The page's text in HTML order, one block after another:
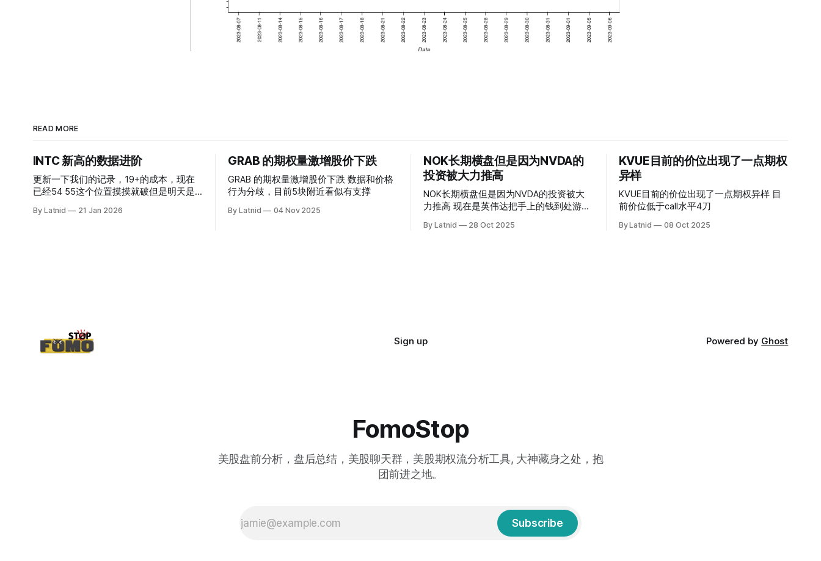
READ MORE
INTC 新高的数据进阶
更新一下我们的记录，19+的成本，现在
已经54 55这个位置摸摸就破但是明天是
而应该谨慎，数据很明显偏向多头，47的
By Latnid 21 Jan 2026
GRAB 的期权量激增股价下跌
GRAB 的期权量激增股价下跌 数据和价格
行为分歧，目前5块附近看似有支撑
By Latnid 04 Nov 2025
NOK长期横盘但是因为NVDA的
投资被大力推高
NOK长期横盘但是因为NVDA的投资被大
力推高 现在是英伟达把手上的钱到处游走
By Latnid 28 Oct 2025
KVUE目前的价位出现了一点期权
异样
KVUE目前的价位出现了一点期权异样 目
前价位低于call水平4刀
By Latnid 08 Oct 2025
Sign up Powered by Ghost
FomoStop
美股盘前分析，盘后总结，美股聊天群，美股期权流分析工具, 大神藏身之处，抱
团前进之地。
Subscribe